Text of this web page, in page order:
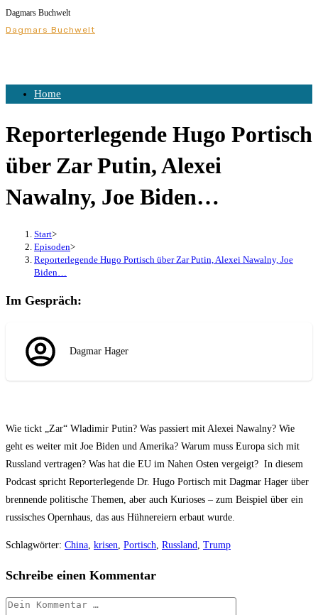
Zum
Inhalt
Dagmars Buchwelt
Dagmars Buchwelt
Home
Reporterlegende Hugo Portisch
über Zar Putin, Alexei
Nawalny, Joe Biden…
Start>
Episoden>
Reporterlegende Hugo Portisch über Zar Putin, Alexei Nawalny, Joe
Biden…
Im Gespräch:
Dagmar Hager
Wie tickt „Zar“ Wladimir Putin? Was passiert mit Alexei Nawalny? Wie
geht es weiter mit Joe Biden und Amerika? Warum muss Europa sich mit
Russland vertragen? Was hat die EU im Nahen Osten vergeigt? In diesem
Podcast spricht Reporterlegende Dr. Hugo Portisch mit Dagmar Hager über
brennende politische Themen, aber auch Kurioses – zum Beispiel über ein
russisches Opernhaus, das aus Hühnereiern erbaut wurde.
Schlagwörter: China krisen Portisch Russland Trump
Schreibe einen Kommentar
Kommentar